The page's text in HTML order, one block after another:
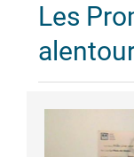
Les